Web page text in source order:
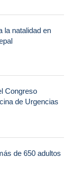
la natalidad en
Congreso
de Urgencias
de 650 adultos